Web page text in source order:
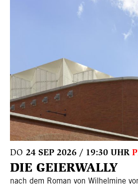
DO 24 SEP 2026 / 19:30 UHR
DIE GEIERWALLY
nach dem Roman von Wilhelmine